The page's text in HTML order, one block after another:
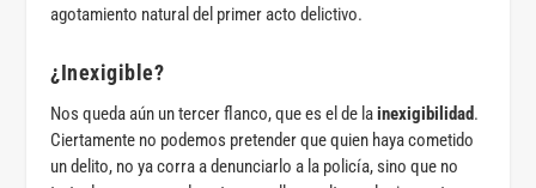
agotamiento natural del primer acto delictivo.
¿Inexigible?
Nos queda aún un tercer flanco, que es el de lainexigibilidad.
Ciertamente no podemos pretender que quien haya cometido
un delito, no ya corra a denunciarlo a la policía, sino que no